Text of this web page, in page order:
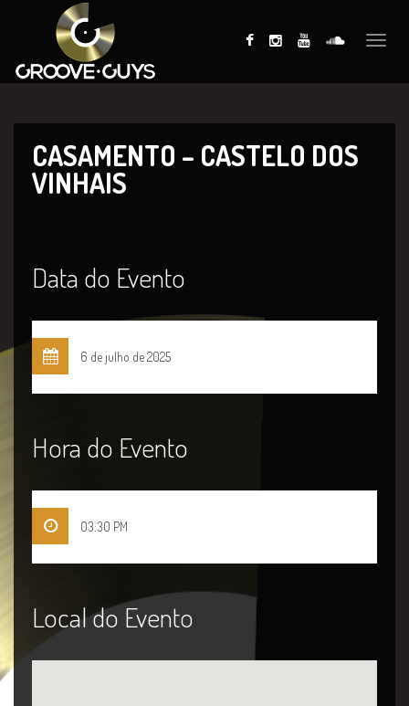
Toggle
CASAMENTO – CASTELO DOS
VINHAIS
Data do Evento
6 de julho de 2025
Hora do Evento
03:30 PM
Local do Evento